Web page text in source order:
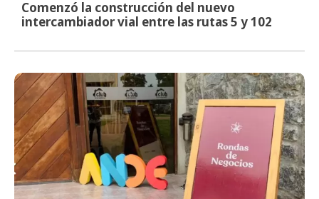
Comenzó la construcción del nuevo
intercambiador vial entre las rutas 5 y 102